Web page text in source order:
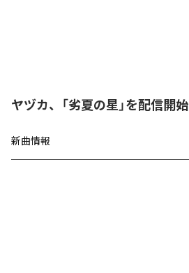
ヤヅカ、「劣夏の星」を配信開始
新曲情報